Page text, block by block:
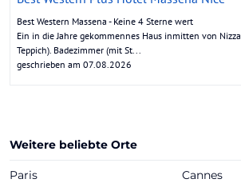
Best Western Massena - Keine 4 Sterne wert
Ein in die Jahre gekommennes Haus inmitten von
Teppich). Badezimmer (mit St...
geschrieben am 07.08.2026
Weitere beliebte Orte
Paris
Cannes